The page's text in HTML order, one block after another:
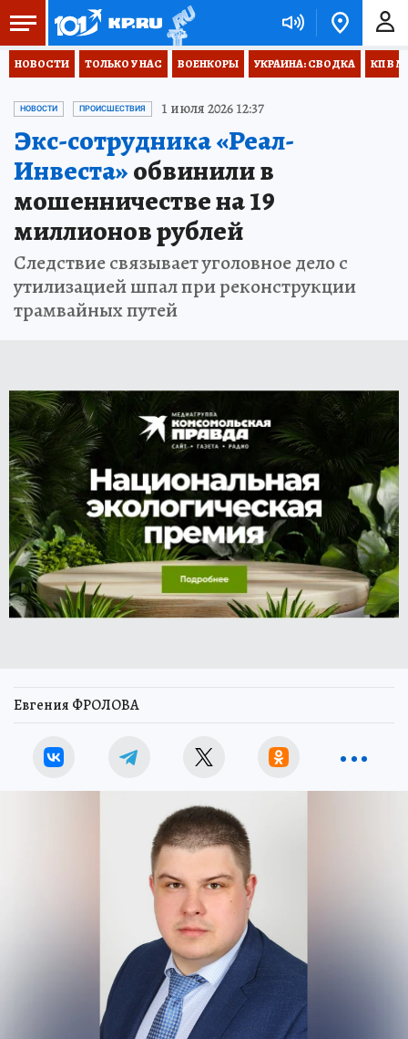
НОВОСТИ ТОЛЬКО У НАС ВОЕНКОРЫ УКРАИНА: СВОДКА КП В
НОВОСТИ ПРОИСШЕСТВИЯ 1 июля 2026 12:37
Экс-сотрудника «Реал-
Инвеста»обвинили в
мошенничестве на 19
миллионов рублей
Следствие связывает уголовное дело с
утилизацией шпал при реконструкции
трамвайных путей
Евгения ФРОЛОВА